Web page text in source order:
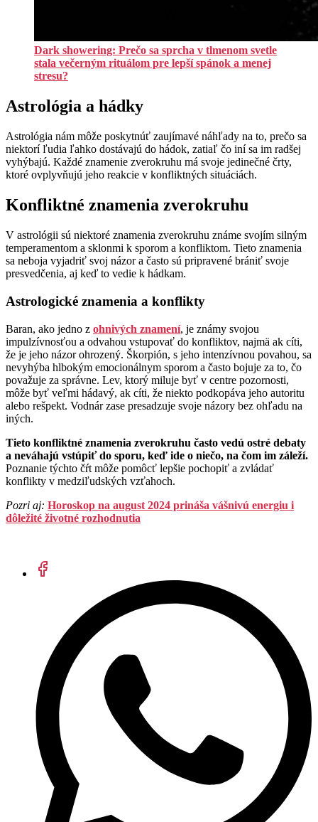
Dark showering: Prečo sa sprcha v tlmenom svetle
stala večerným rituálom pre lepší spánok a menej
stresu?
Astrológia a hádky
Astrológia nám môže poskytnúť zaujímavé náhľady na to, prečo sa
niektorí ľudia ľahko dostávajú do hádok, zatiaľ čo iní sa im radšej
vyhýbajú. Každé znamenie zverokruhu má svoje jedinečné črty,
ktoré ovplyvňujú jeho reakcie v konfliktných situáciách.
Konfliktné znamenia zverokruhu
V astrológii sú niektoré znamenia zverokruhu známe svojím silným
temperamentom a sklonmi k sporom a konfliktom. Tieto znamenia
sa neboja vyjadriť svoj názor a často sú pripravené brániť svoje
presvedčenia, aj keď to vedie k hádkam.
Astrologické znamenia a konflikty
Baran, ako jedno z ohnivých znamení, je známy svojou
impulzívnosťou a odvahou vstupovať do konfliktov, najmä ak cíti,
že je jeho názor ohrozený. Škorpión, s jeho intenzívnou povahou, sa
nevyhýba hlbokým emocionálnym sporom a často bojuje za to, čo
považuje za správne. Lev, ktorý miluje byť v centre pozornosti,
môže byť veľmi hádavý, ak cíti, že niekto podkopáva jeho autoritu
alebo rešpekt. Vodnár zase presadzuje svoje názory bez ohľadu na
iných.
Tieto konfliktné znamenia zverokruhu často vedú ostré debaty
a neváhajú vstúpiť do sporu, keď ide o niečo, na čom im záleží.
Poznanie týchto čŕt môže pomôcť lepšie pochopiť a zvládať
konflikty v medziľudských vzťahoch.
Pozri aj: Horoskop na august 2024 prináša vášnivú energiu i
dôležité životné rozhodnutia